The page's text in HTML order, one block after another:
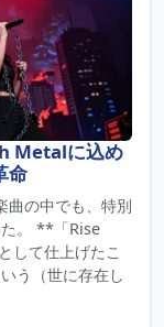
Metalに込め
命
曲の中でも、特別
。 **「Rise
して仕上げたこ
う（世に存在し